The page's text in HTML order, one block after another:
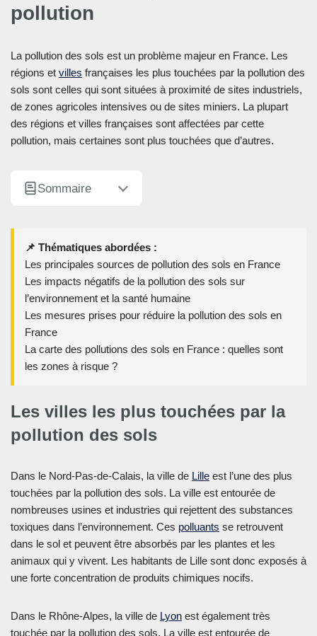
pollution
La pollution des sols est un problème majeur en France. Les
régions et villes françaises les plus touchées par la pollution des
sols sont celles qui sont situées à proximité de sites industriels,
de zones agricoles intensives ou de sites miniers. La plupart
des régions et villes françaises sont affectées par cette
pollution, mais certaines sont plus touchées que d’autres.
Sommaire
📌 Thématiques abordées :
Les principales sources de pollution des sols en France
Les impacts négatifs de la pollution des sols sur
l’environnement et la santé humaine
Les mesures prises pour réduire la pollution des sols en
France
La carte des pollutions des sols en France : quelles sont
les zones à risque ?
Les villes les plus touchées par la
pollution des sols
Dans le Nord-Pas-de-Calais, la ville de Lille est l’une des plus
touchées par la pollution des sols. La ville est entourée de
nombreuses usines et industries qui rejettent des substances
toxiques dans l’environnement. Ces polluants se retrouvent
dans le sol et peuvent être absorbés par les plantes et les
animaux qui y vivent. Les habitants de Lille sont donc exposés à
une forte concentration de produits chimiques nocifs.
Dans le Rhône-Alpes, la ville de Lyon est également très
touchée par la pollution des sols. La ville est entourée de